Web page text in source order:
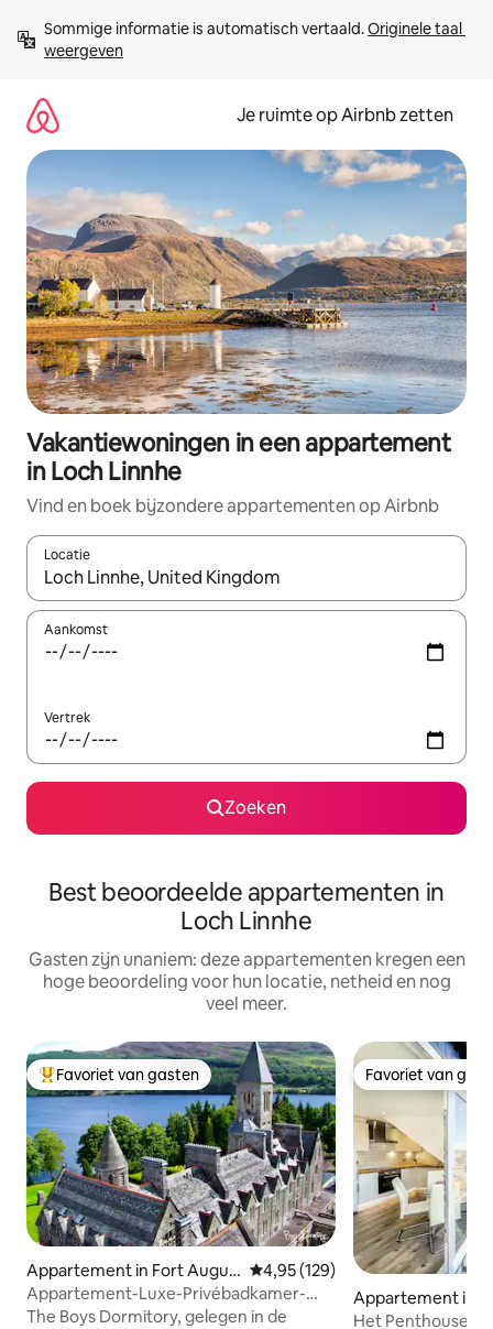
direct
naar
Sommige informatie is automatisch vertaald. Originele taal
weergeven
Je ruimte op Airbnb zetten
Vakantiewoningen in een appartement
in Loch Linnhe
Vind en boek bijzondere appartementen op Airbnb
Locatie
Wanneer er suggesties beschikbaar zijn, maak je een keuze
Aankomst
Vertrek
Zoeken
Best beoordeelde appartementen in
Loch Linnhe
Gasten zijn unaniem: deze appartementen kregen een
hoge beoordeling voor hun locatie, netheid en nog
veel meer.
Topfavoriet van gasten
Favoriet van gasten
Appartement in Fort Augus
tus
Gemiddelde beoordeling van
4,95 (129)
Appartement-Luxe-Privébadkamer-
Uitzicht op het meer-Penthouse
The Boys Dormitory, gelegen in de
Favoriet van
Favoriet van
Appartement in
Het Penthouse,